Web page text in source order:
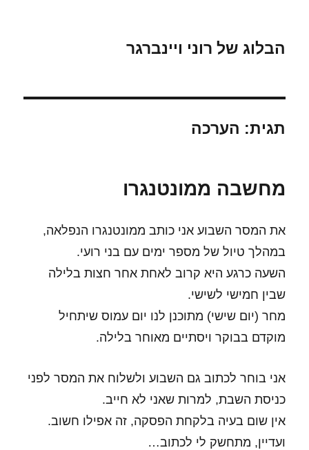
הבלוג של רוני ויינברגר
תגית: הערכה
מחשבה ממונטנגרו
את המסר השבוע אני כותב ממונטנגרו הנפלאה,
במהלך טיול של מספר ימים עם בני רועי.
השעה כרגע היא קרוב לאחת אחר חצות בלילה
שבין חמישי לשישי.
מחר (יום שישי) מתוכנן לנו יום עמוס שיתחיל
מוקדם בבוקר ויסתיים מאוחר בלילה.
אני בוחר לכתוב גם השבוע ולשלוח את המסר לפני
כניסת השבת, למרות שאני לא חייב.
אין שום בעיה בלקחת הפסקה, זה אפילו חשוב.
ועדיין, מתחשק לי לכתוב…